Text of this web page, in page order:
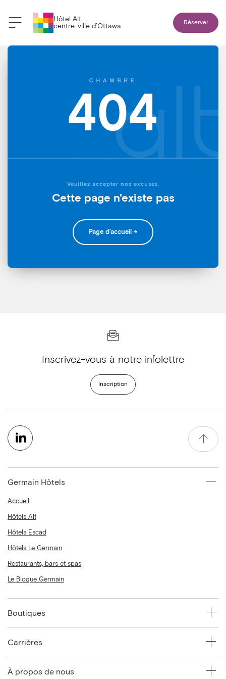
Hôtel Alt
centre-ville d’Ottawa
Réserver
Veuillez accepter nos excuses.
Cette page n'existe pas
Page d'accueil →
Inscrivez-vous à notre infolettre
Inscription
Germain Hôtels
Accueil
Hôtels Alt
Hôtels Escad
Hôtels Le Germain
Restaurants, bars et spas
Le Blogue Germain
Boutiques
Carrières
À propos de nous